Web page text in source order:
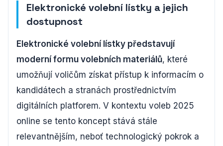
Elektronické volební lístky a jejich
dostupnost
Elektronické volební lístky představují
moderní formu volebních materiálů, které
umožňují voličům získat přístup k informacím o
kandidátech a stranách prostřednictvím
digitálních platforem. V kontextu voleb 2025
online se tento koncept stává stále
relevantnějším, neboť technologický pokrok a